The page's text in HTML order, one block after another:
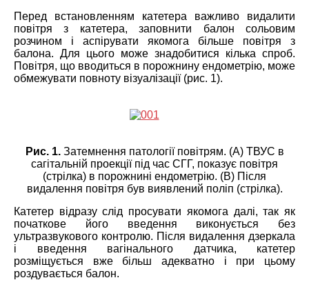
Перед встановленням катетера важливо видалити
повітря з катетера, заповнити балон сольовим
розчином і аспірувати якомога більше повітря з
балона. Для цього може знадобитися кілька спроб.
Повітря, що вводиться в порожнину ендометрію, може
обмежувати повноту візуалізації (рис. 1).
Рис. 1.Затемнення патології повітрям. (A) ТВУС в
сагітальній проекції під час СГГ, показує повітря
(стрілка) в порожнині ендометрію. (B) Після
видалення повітря був виявлений поліп (стрілка).
Катетер відразу слід просувати якомога далі, так як
початкове його введення виконується без
ультразвукового контролю. Після видалення дзеркала
і введення вагінального датчика, катетер
розміщується вже більш адекватно і при цьому
роздувається балон.